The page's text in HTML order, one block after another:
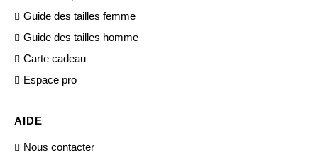
Guide des tailles femme
Guide des tailles homme
Carte cadeau
Espace pro
AIDE
Nous contacter